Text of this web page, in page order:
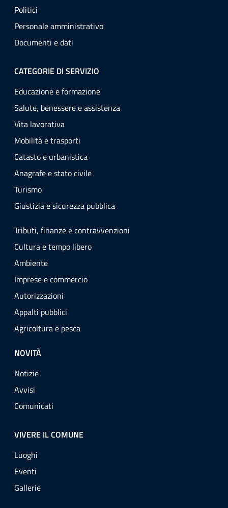
Politici
Personale amministrativo
Documenti e dati
CATEGORIE DI SERVIZIO
Educazione e formazione
Salute, benessere e assistenza
Vita lavorativa
Mobilità e trasporti
Catasto e urbanistica
Anagrafe e stato civile
Turismo
Giustizia e sicurezza pubblica
Tributi, finanze e contravvenzioni
Cultura e tempo libero
Ambiente
Imprese e commercio
Autorizzazioni
Appalti pubblici
Agricoltura e pesca
NOVITÀ
Notizie
Avvisi
Comunicati
VIVERE IL COMUNE
Luoghi
Eventi
Gallerie